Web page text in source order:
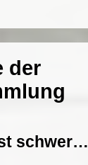
der
schwer…